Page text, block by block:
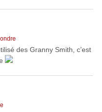
des Granny Smith, c’est